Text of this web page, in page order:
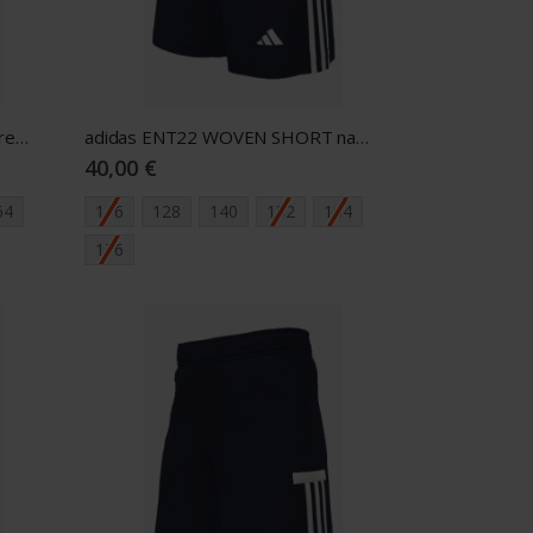
adidas ENT22 WOVEN SHORT red Y adidas ENT22 WOVEN SHORT navy Y
40,00 €
116 128 140 152
164
176